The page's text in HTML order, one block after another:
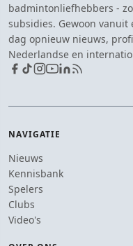
badmintonliefhebbers -
subsidies. Gewoon vanuit
dag opnieuw nieuws,
Nederlandse en
NAVIGATIE
Nieuws
Kennisbank
Spelers
Clubs
Video's